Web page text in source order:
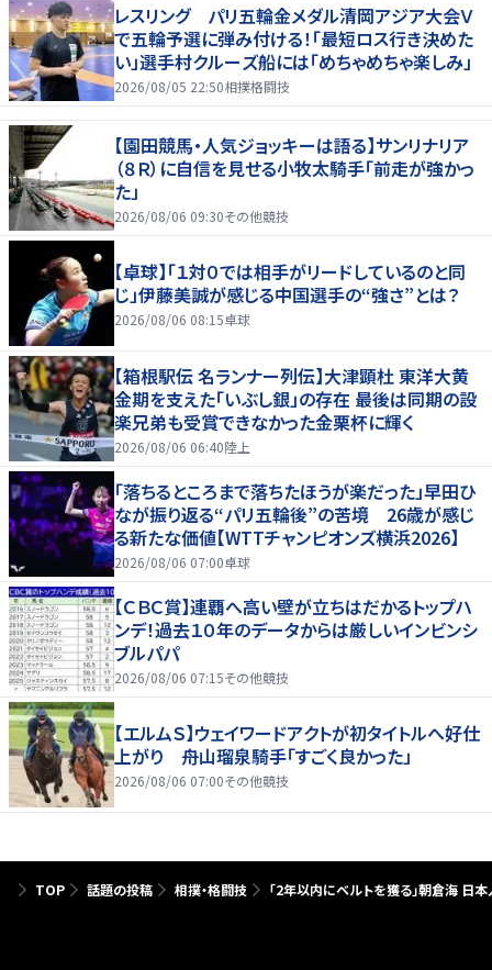
レスリング パリ五輪金メダル清岡アジア大会Ｖ
で五輪予選に弾み付ける！「最短ロス行き決めた
い」選手村クルーズ船には「めちゃめちゃ楽しみ」
2026/08/05 22:50相撲格闘技
【園田競馬・人気ジョッキーは語る】サンリナリア
（８Ｒ）に自信を見せる小牧太騎手「前走が強かっ
た」
2026/08/06 09:30その他競技
【卓球】「１対０では相手がリードしているのと同
じ」伊藤美誠が感じる中国選手の“強さ”とは？
2026/08/06 08:15卓球
【箱根駅伝 名ランナー列伝】大津顕杜 東洋大黄
金期を支えた「いぶし銀」の存在 最後は同期の設
楽兄弟も受賞できなかった金栗杯に輝く
2026/08/06 06:40陸上
「落ちるところまで落ちたほうが楽だった」早田ひ
なが振り返る“パリ五輪後”の苦境 26歳が感じ
る新たな価値【WTTチャンピオンズ横浜2026】
2026/08/06 07:00卓球
【ＣＢＣ賞】連覇へ高い壁が立ちはだかるトップハ
ンデ！過去１０年のデータからは厳しいインビンシ
ブルパパ
2026/08/06 07:15その他競技
【エルムＳ】ウェイワードアクトが初タイトルへ好仕
上がり 舟山瑠泉騎手「すごく良かった」
2026/08/06 07:00その他競技
TOP 話題の投稿 相撲・格闘技 「2年以内にベルトを獲る」朝倉海 日